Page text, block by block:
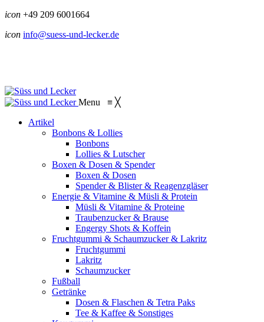
icon +49 209 6001664
icon info@suess-und-lecker.de
Menu ≡ ╳
Artikel
Bonbons & Lollies
Bonbons
Lollies & Lutscher
Boxen & Dosen & Spender
Boxen & Dosen
Spender & Blister & Reagenzgläser
Energie & Vitamine & Müsli & Protein
Müsli & Vitamine & Proteine
Traubenzucker & Brause
Engergy Shots & Koffein
Fruchtgummi & Schaumzucker & Lakritz
Fruchtgummi
Lakritz
Schaumzucker
Fußball
Getränke
Dosen & Flaschen & Tetra Paks
Tee & Kaffee & Sonstiges